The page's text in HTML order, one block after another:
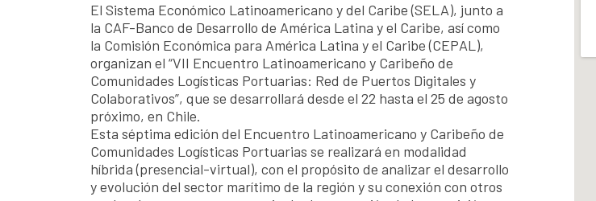
El Sistema Económico Latinoamericano y del Caribe (SELA), junto a
la CAF-Banco de Desarrollo de América Latina y el Caribe, así como
la Comisión Económica para América Latina y el Caribe (CEPAL),
organizan el “VII Encuentro Latinoamericano y Caribeño de
Comunidades Logísticas Portuarias: Red de Puertos Digitales y
Colaborativos”, que se desarrollará desde el 22 hasta el 25 de agosto
próximo, en Chile.
Esta séptima edición del Encuentro Latinoamericano y Caribeño de
Comunidades Logísticas Portuarias se realizará en modalidad
híbrida (presencial-virtual), con el propósito de analizar el desarrollo
y evolución del sector marítimo de la región y su conexión con otros